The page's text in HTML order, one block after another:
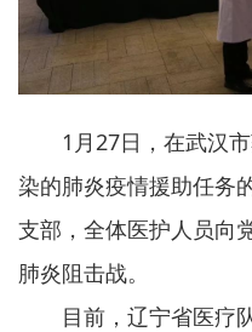
1月27日，在武汉市
染的肺炎疫情援助任务
支部，全体医护人员向
肺炎阻击战。
目前，辽宁省医疗队